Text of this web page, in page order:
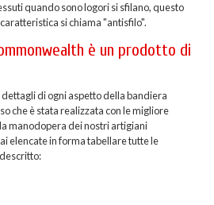
quando sono logori si sfilano, questo
si chiama "antisfilo".
è un prodotto di
di ogni aspetto della bandiera
che è stata realizzata con le migliore
manodopera dei nostri artigiani
elencate in forma tabellare tutte le